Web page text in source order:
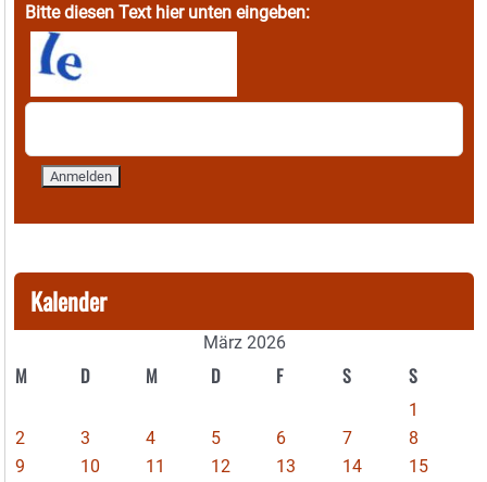
Bitte diesen Text hier unten eingeben:
Kalender
März 2026
M D M D F S S
1
2
3 4 5 6 7
8
9
10 11 12 13 14
15